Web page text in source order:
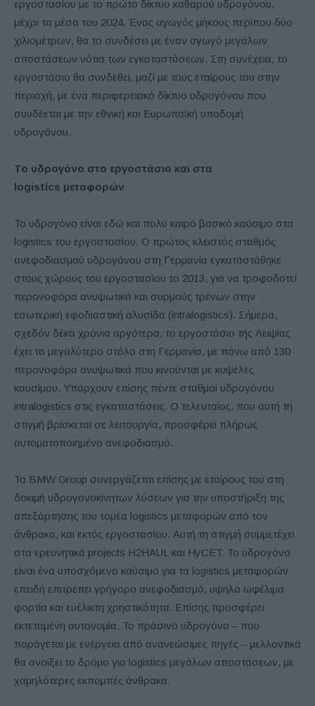
εργοστασίου με το πρώτο δίκτυο καθαρού υδρογόνου,
μέχρι τα μέσα του 2024. Ένας αγωγός μήκους περίπου δύο
χιλιομέτρων, θα το συνδέσει με έναν αγωγό μεγάλων
αποστάσεων νότια των εγκαταστάσεων. Στη συνέχεια, το
εργοστάσιο θα συνδεθεί, μαζί με τους εταίρους του στην
περιοχή, με ένα περιφερειακό δίκτυο υδρογόνου που
συνδέεται με την εθνική και Ευρωπαϊκή υποδομή
υδρογόνου.
Το υδρογόνο στο εργοστάσιο και στα
logistics μεταφορών
Το υδρογόνο είναι εδώ και πολύ καιρό βασικό καύσιμο στα
logistics του εργοστασίου. Ο πρώτος κλειστός σταθμός
ανεφοδιασμού υδρογόνου στη Γερμανία εγκαταστάθηκε
στους χώρους του εργοστασίου το 2013, για να τροφοδοτεί
περονοφόρα ανυψωτικά και συρμούς τρένων στην
εσωτερική εφοδιαστική αλυσίδα (intralogistics). Σήμερα,
σχεδόν δέκα χρόνια αργότερα, το εργοστάσιο της Λειψίας
έχει το μεγαλύτερο στόλο στη Γερμανία, με πάνω από 130
περονοφόρα ανυψωτικά που κινούνται με κυψέλες
καυσίμου. Υπάρχουν επίσης πέντε σταθμοί υδρογόνου
intralogistics στις εγκαταστάσεις. Ο τελευταίος, που αυτή τη
στιγμή βρίσκεται σε λειτουργία, προσφέρει πλήρως
αυτοματοποιημένο ανεφοδιασμό.
Το BMW Group συνεργάζεται επίσης με εταίρους του στη
δοκιμή υδρογονοκίνητων λύσεων για την υποστήριξη της
απεξάρτησης του τομέα logistics μεταφορών από τον
άνθρακα, και εκτός εργοστασίου. Αυτή τη στιγμή συμμετέχει
στα ερευνητικά projects H2HAUL και HyCET. Το υδρογόνο
είναι ένα υποσχόμενο καύσιμο για τα logistics μεταφορών
επειδή επιτρέπει γρήγορο ανεφοδιασμό, υψηλά ωφέλιμα
φορτία και ευέλικτη χρηστικότητα. Επίσης προσφέρει
εκτεταμένη αυτονομία. Το πράσινο υδρογόνο – που
παράγεται με ενέργεια από ανανεώσιμες πηγές – μελλοντικά
θα ανοίξει το δρόμο για logistics μεγάλων αποστάσεων, με
χαμηλότερες εκπομπές άνθρακα.